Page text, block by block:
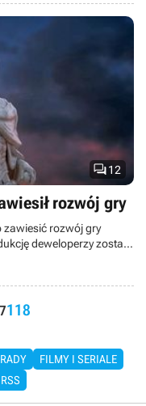
12
rozwój gry
zawiesić rozwój gry
deweloperzy zostali
wydawcy.
118
FILMY I SERIALE
RSS